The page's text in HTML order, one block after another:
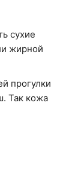
сухие
жирной
прогулки
Так кожа